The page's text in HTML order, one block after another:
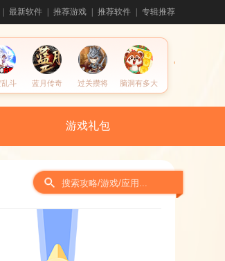
最新软件 推荐游戏 推荐软件 专辑推荐
乱斗 蓝月传奇 过关攒将 脑洞有多大
游戏礼包